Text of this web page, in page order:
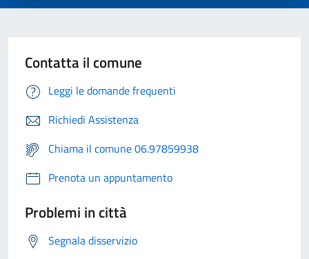
Contatta il comune
Leggi le domande frequenti
Richiedi Assistenza
Chiama il comune 06.97859938
Prenota un appuntamento
Problemi in città
Segnala disservizio